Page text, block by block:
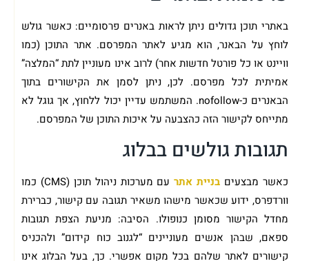
באתרי תוכן גדולים ניתן לראות באנרים פרסומיים: כאשר גולש
לוחץ על הבאנר, הוא מגיע לאתר המפרסם. אתר התוכן (כמו
וויינט או כל פורטל חדשות אחר) לרוב אינו מעוניין לתת “המלצה”
אמיתית לכל מפרסם. לכן, ניתן לסמן את הקישורים בתוך
הבאנרים כ-nofollow. המשתמש עדיין יכול ללחוץ, אך גוגל לא
מתייחס לקישור הזה כהצבעה על איכות התוכן של המפרסם.
תגובות גולשים בבלוג
כאשר מבצעים בניית אתר
עם מערכות ניהול תוכן (CMS) כמו
וורדפרס, ידוע שכאשר מישהו משאיר תגובה עם קישור, כברירת
מחדל הקישור מסומן כנופולו. הסיבה: מניעת הצפת תגובות
ספאם, שבהן אנשים מעוניינים “לגנוב כוח קידום” ולהכניס
קישורים לאתר שלהם בכל מקום אפשרי. כך, בעל הבלוג אינו